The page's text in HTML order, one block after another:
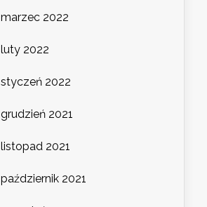
marzec 2022
luty 2022
styczeń 2022
grudzień 2021
listopad 2021
październik 2021